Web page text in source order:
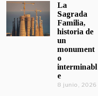
La
Sagrada
Familia,
historia de
un
monument
o
interminabl
e
8 junio, 2026